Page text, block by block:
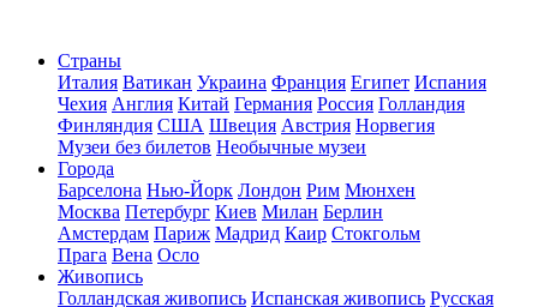
Страны
Италия Ватикан Украина Франция Египет Испания
Чехия Англия Китай Германия Россия Голландия
Финляндия США Швеция Австрия Норвегия
Музеи без билетов Необычные музеи
Города
Барселона Нью-Йорк Лондон Рим Мюнхен
Москва Петербург Киев Милан Берлин
Амстердам Париж Мадрид Каир Стокгольм
Прага Вена Осло
Живопись
Голландская живопись Испанская живопись Русская